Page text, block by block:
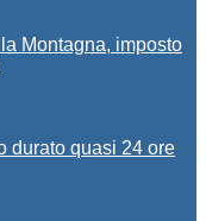
Montagna, imposto
durato quasi 24 ore